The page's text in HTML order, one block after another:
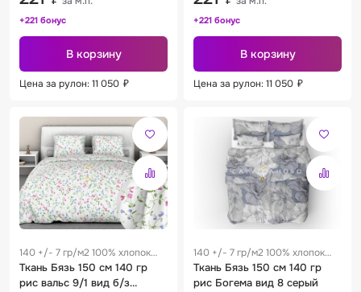
+221 бонус
В корзину
Цена за рулон: 11 050 ₽
+221 бонус
В корзину
Цена за рулон: 11 050 ₽
140 +/- 7 гр/м2 100% хлопок
0.26 м
Ткань Бязь 150 см 140 гр
рис вальс 9/1 вид б/з
140 +/- 7 гр/м2 100% хлопок
0.26 м
Ткань Бязь 150 см 140 гр
рис Богема вид 8 серый